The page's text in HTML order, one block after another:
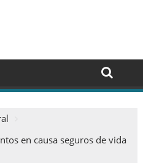
en causa seguros de vida